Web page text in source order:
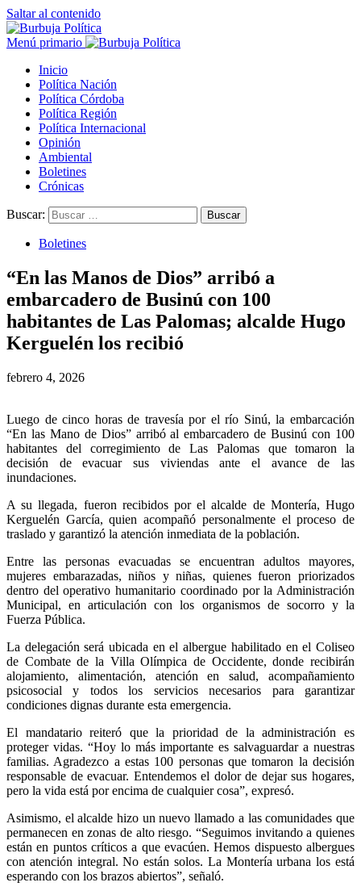
Saltar al contenido
Menú primario
Inicio
Política Nación
Política Córdoba
Política Región
Política Internacional
Opinión
Ambiental
Boletines
Crónicas
Buscar:
Boletines
“En las Manos de Dios” arribó a
embarcadero de Businú con 100
habitantes de Las Palomas; alcalde Hugo
Kerguelén los recibió
febrero 4, 2026
Luego de cinco horas de travesía por el río Sinú, la embarcación
“En las Mano de Dios” arribó al embarcadero de Businú con 100
habitantes del corregimiento de Las Palomas que tomaron la
decisión de evacuar sus viviendas ante el avance de las
inundaciones.
A su llegada, fueron recibidos por el alcalde de Montería, Hugo
Kerguelén García, quien acompañó personalmente el proceso de
traslado y garantizó la atención inmediata de la población.
Entre las personas evacuadas se encuentran adultos mayores,
mujeres embarazadas, niños y niñas, quienes fueron priorizados
dentro del operativo humanitario coordinado por la Administración
Municipal, en articulación con los organismos de socorro y la
Fuerza Pública.
La delegación será ubicada en el albergue habilitado en el Coliseo
de Combate de la Villa Olímpica de Occidente, donde recibirán
alojamiento, alimentación, atención en salud, acompañamiento
psicosocial y todos los servicios necesarios para garantizar
condiciones dignas durante esta emergencia.
El mandatario reiteró que la prioridad de la administración es
proteger vidas. “Hoy lo más importante es salvaguardar a nuestras
familias. Agradezco a estas 100 personas que tomaron la decisión
responsable de evacuar. Entendemos el dolor de dejar sus hogares,
pero la vida está por encima de cualquier cosa”, expresó.
Asimismo, el alcalde hizo un nuevo llamado a las comunidades que
permanecen en zonas de alto riesgo. “Seguimos invitando a quienes
están en puntos críticos a que evacúen. Hemos dispuesto albergues
con atención integral. No están solos. La Montería urbana los está
esperando con los brazos abiertos”, señaló.